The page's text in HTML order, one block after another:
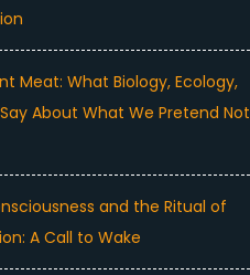
Meat: What Biology, Ecology,
About What We Pretend Not
and the Ritual of
A Call to Wake